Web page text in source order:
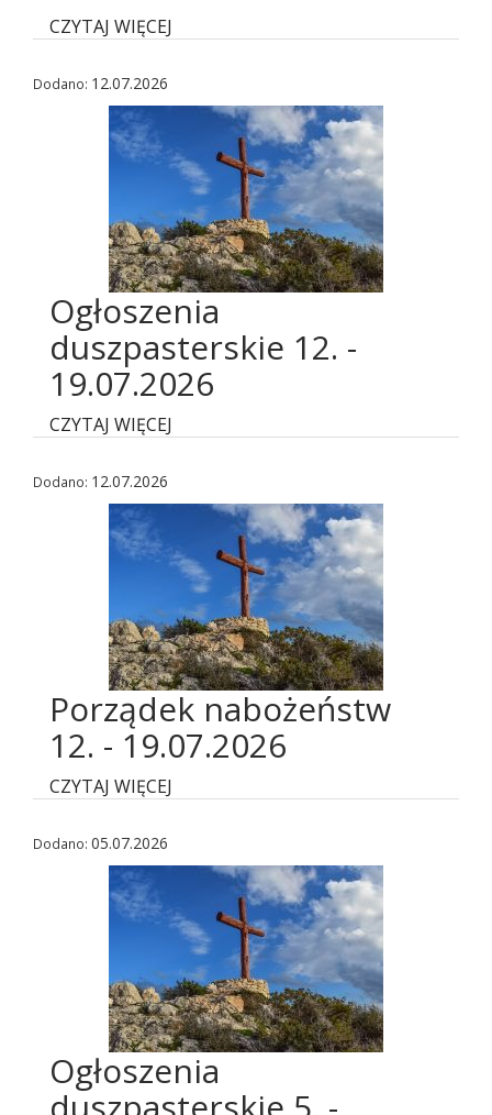
CZYTAJ WIĘCEJ
Dodano: 12.07.2026
Ogłoszenia
duszpasterskie 12. -
19.07.2026
CZYTAJ WIĘCEJ
Dodano: 12.07.2026
Porządek nabożeństw
12. - 19.07.2026
CZYTAJ WIĘCEJ
Dodano: 05.07.2026
Ogłoszenia